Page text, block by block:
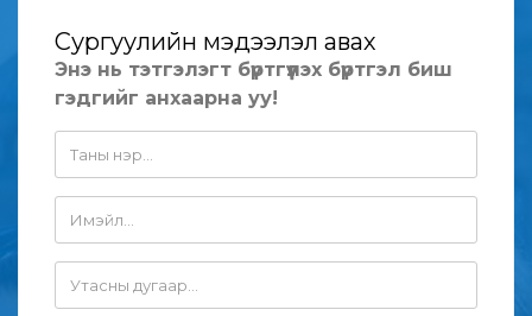
Сургуулийн мэдээлэл авах
Энэ нь тэтгэлэгт бүртгүүлэх бүртгэл биш
гэдгийг анхаарна уу!